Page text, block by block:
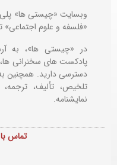
وبسایت «چیستی ها»
«فلسفه و علوم اجتماعی»
در «چیستی ها»، به
پادکست های سخنرانی
دسترسی دارید. همچنین
تلخیص، تألیف،
نمایشنامه.
تماس